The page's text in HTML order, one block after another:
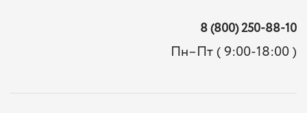
8 (800) 250-88-10
Пн–Пт ( 9:00-18:00 )